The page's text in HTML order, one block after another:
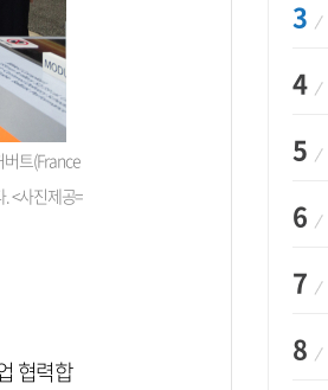
버트(France
<사진제공=
협력합